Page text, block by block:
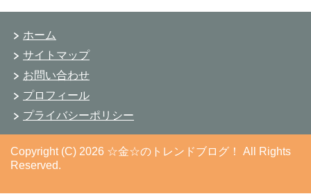
ホーム
サイトマップ
お問い合わせ
プロフィール
プライバシーポリシー
Copyright (C) 2026 ☆金☆のトレンドブログ！ All Rights
Reserved.